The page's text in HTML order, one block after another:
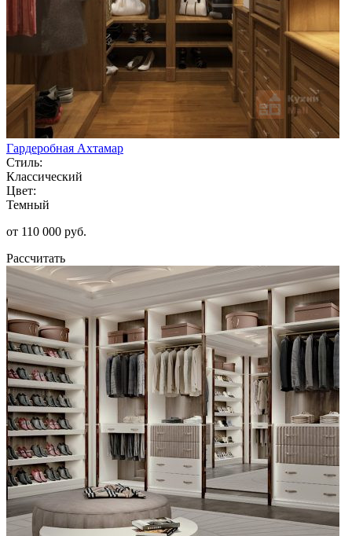
Гардеробная Ахтамар
Стиль:
Классический
Цвет:
Темный
от 110 000 руб.
Рассчитать